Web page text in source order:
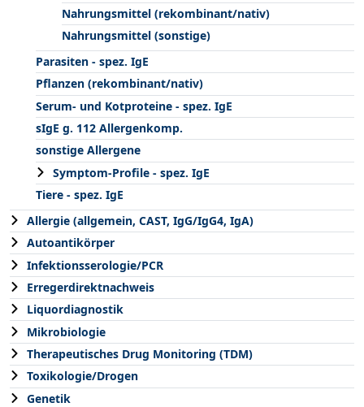
Nahrungsmittel (rekombinant/nativ)
Nahrungsmittel (sonstige)
Parasiten - spez. IgE
Pflanzen (rekombinant/nativ)
Serum- und Kotproteine - spez. IgE
sIgE g. 112 Allergenkomp.
sonstige Allergene
Symptom-Profile - spez. IgE
Tiere - spez. IgE
Allergie (allgemein, CAST, IgG/IgG4, IgA)
Autoantikörper
Infektionsserologie/PCR
Erregerdirektnachweis
Liquordiagnostik
Mikrobiologie
Therapeutisches Drug Monitoring (TDM)
Toxikologie/Drogen
Genetik